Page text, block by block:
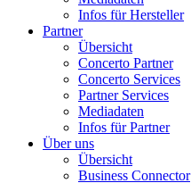
Infos für Hersteller
Partner
Übersicht
Concerto Partner
Concerto Services
Partner Services
Mediadaten
Infos für Partner
Über uns
Übersicht
Business Connector